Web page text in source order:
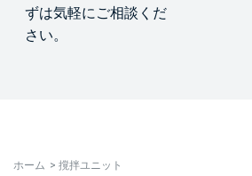
ずは気軽にご相談くだ
さい。
ホーム > 撹拌ユニット